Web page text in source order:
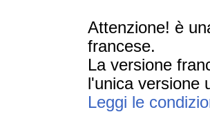
Attenzione! è
francese.
La versione
l'unica versione
Leggi le